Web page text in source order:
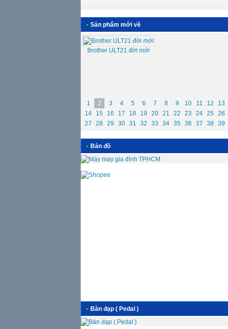
• Sản phẩm mới về
Brother ULT21 đời mới
1 2 3 4 5 6 7 8 9 10 11 12
13
14
15 16 17 18 19 20 21 22 23 24 25 26
27
28 29 30 31 32 33 34 35 36 37 38 39
• Bản đồ
• Bàn đạp ( Pedal )